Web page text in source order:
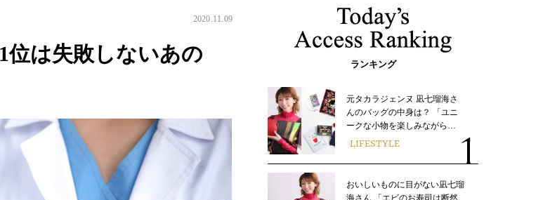
2020.11.09
位は失敗しないあの
ランキング
元タカラジェンヌ 凪七瑠海さ
んのバッグの中身は？ 「ユニ
ークな小物を楽しみながら…
LIFESTYLE
おいしいものに目がない凪七瑠
海さん 「エビのお寿司は断然